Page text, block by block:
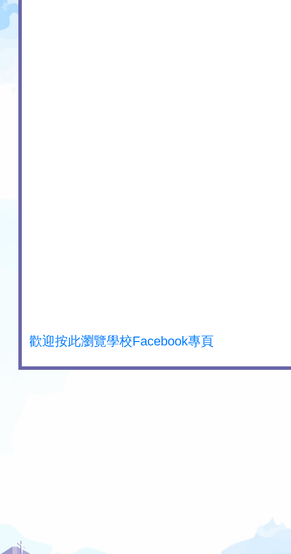
歡迎按此瀏覽學校Facebook專頁